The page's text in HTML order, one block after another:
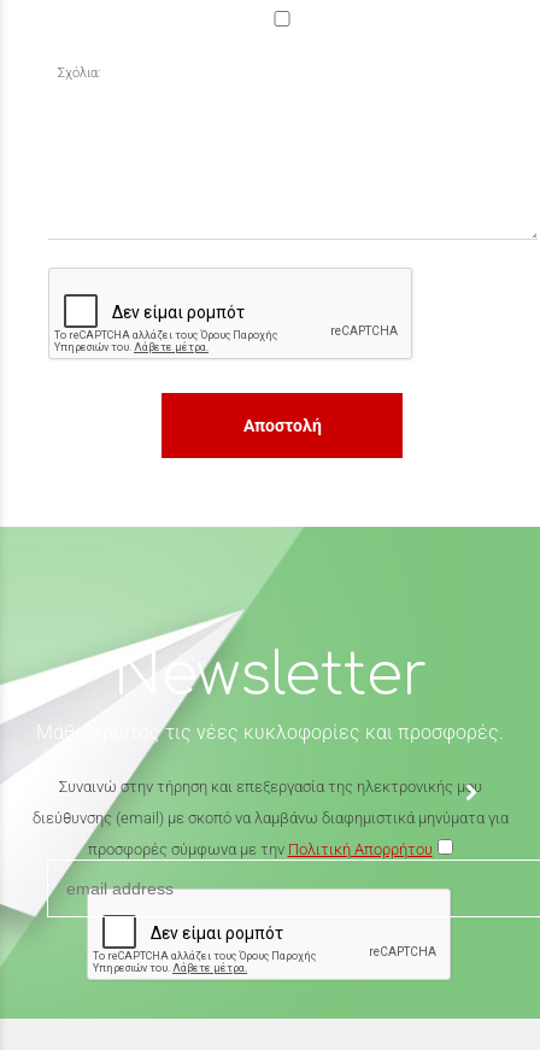
Σχόλια:
Αποστολή
Newsletter
Μάθε πρώτος τις νέες κυκλοφορίες και προσφορές.
Συναινώ στην τήρηση και επεξεργασία της ηλεκτρονικής μου
διεύθυνσης (email) με σκοπό να λαμβάνω διαφημιστικά μηνύματα για
προσφορές σύμφωνα με την Πολιτική Απορρήτου